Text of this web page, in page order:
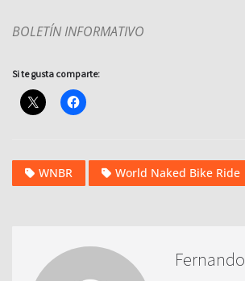
BOLETÍN INFORMATIVO
Si te gusta comparte:
WNBR World Naked Bike Ride
Fernando